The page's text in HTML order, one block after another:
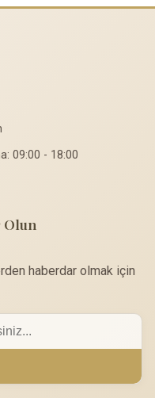
09:00 - 18:00
Olun
haberdar olmak için